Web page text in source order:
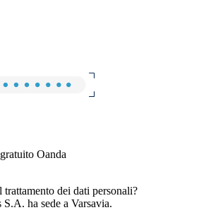
Oanda
dei dati personali?
ha sede a Varsavia.